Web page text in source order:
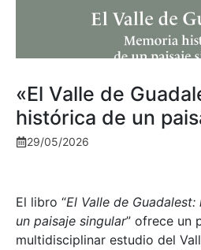
«El Valle de
histórica de un
29/05/2026
El libro “El Valle de
un paisaje singular” ofrece un
multidisciplinar estudio del